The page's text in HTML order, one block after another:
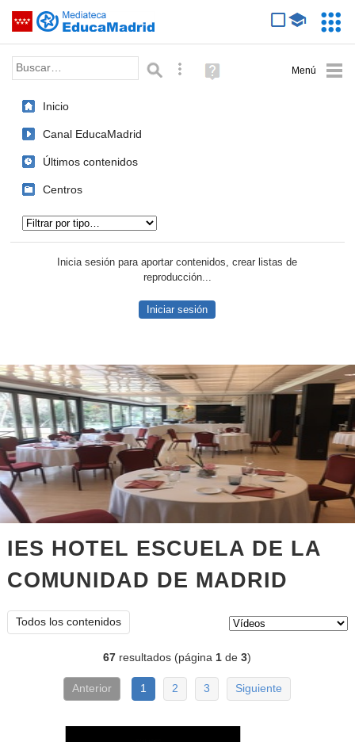
Saltar navegación
Palabra o frase: Búsqueda avanzada
Ayuda
(en
Inicio
Canal EducaMadrid
Últimos contenidos
Centros
Inicia sesión para aportar contenidos, crear listas de
reproducción...
Iniciar sesión
IES HOTEL ESCUELA DE LA
COMUNIDAD DE MADRID
Todos los contenidos
67 resultados (página1 de3)
Anterior 1 2 3 Siguiente